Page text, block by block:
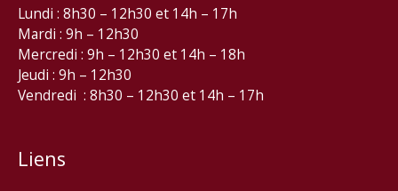
Lundi : 8h30 – 12h30 et 14h – 17h
Mardi : 9h – 12h30
Mercredi : 9h – 12h30 et 14h – 18h
Jeudi : 9h – 12h30
Vendredi : 8h30 – 12h30 et 14h – 17h
Liens